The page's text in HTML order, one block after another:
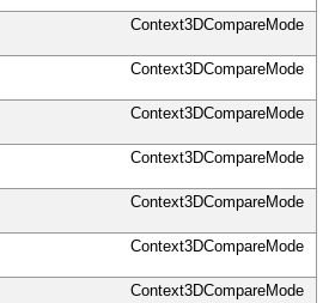
Context3DCompareMode
Context3DCompareMode
Context3DCompareMode
Context3DCompareMode
Context3DCompareMode
Context3DCompareMode
Context3DCompareMode